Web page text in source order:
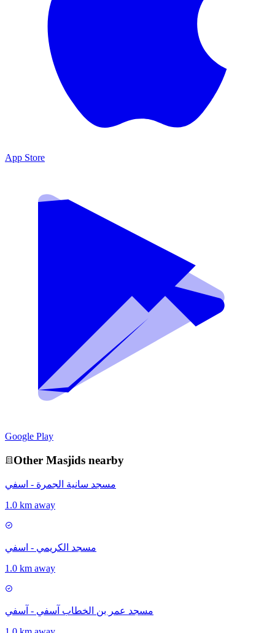
App Store
Google Play
Other Masjids nearby
مسجد سانية الجمرة - اسفي
1.0 km away
مسجد الكريمي - اسفي
1.0 km away
مسجد عمر بن الخطاب آسفي - آسفي